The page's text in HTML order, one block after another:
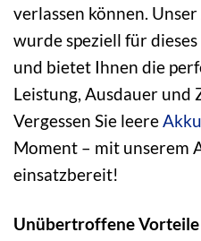
verlassen können.
wurde speziell für
und bietet Ihnen die
Leistung, Ausdauer und
Vergessen Sie leere
Moment – mit unserem
einsatzbereit!
Unübertroffene Vorteile